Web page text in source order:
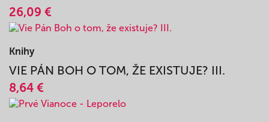
Knihy
BIBLIA - PRÍBEH VYKÚPENIA / FLEXO VÄZBA
26,09 €
Knihy